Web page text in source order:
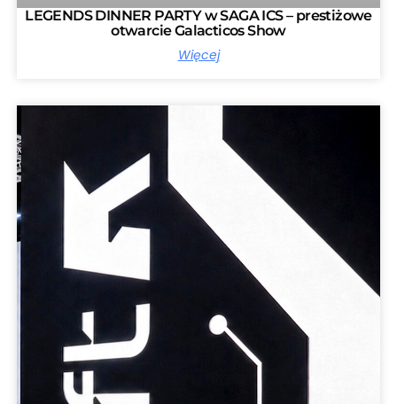
LEGENDS DINNER PARTY w SAGA ICS – prestiżowe
otwarcie Galacticos Show
Więcej